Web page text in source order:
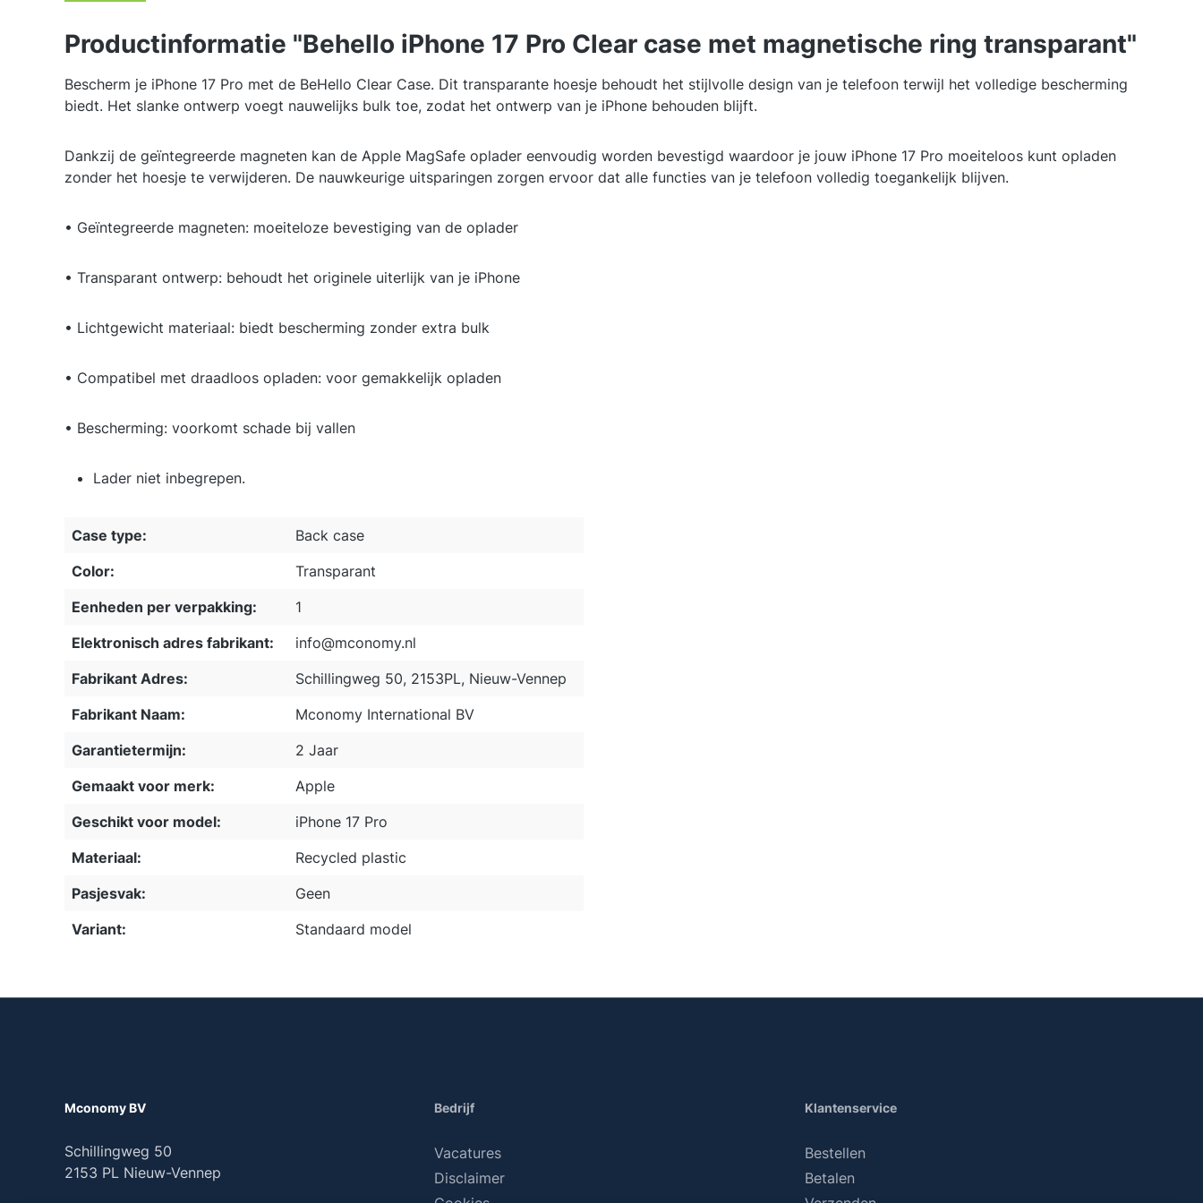
Productinformatie "Behello iPhone 17 Pro Clear case met magnetische ring transparant"
Bescherm je iPhone 17 Pro met de BeHello Clear Case. Dit transparante hoesje behoudt het stijlvolle design van je telefoon terwijl het volledige bescherming
biedt. Het slanke ontwerp voegt nauwelijks bulk toe, zodat het ontwerp van je iPhone behouden blijft.
Dankzij de geïntegreerde magneten kan de Apple MagSafe oplader eenvoudig worden bevestigd waardoor je jouw iPhone 17 Pro moeiteloos kunt opladen
zonder het hoesje te verwijderen. De nauwkeurige uitsparingen zorgen ervoor dat alle functies van je telefoon volledig toegankelijk blijven.
• Geïntegreerde magneten: moeiteloze bevestiging van de oplader
• Transparant ontwerp: behoudt het originele uiterlijk van je iPhone
• Lichtgewicht materiaal: biedt bescherming zonder extra bulk
• Compatibel met draadloos opladen: voor gemakkelijk opladen
• Bescherming: voorkomt schade bij vallen
Lader niet inbegrepen.
Case type:
Back case
Color:
Transparant
Eenheden per verpakking:
1
Elektronisch adres fabrikant:
info@mconomy.nl
Fabrikant Adres:
Schillingweg 50, 2153PL, Nieuw-Vennep
Fabrikant Naam:
Mconomy International BV
Garantietermijn:
2 Jaar
Gemaakt voor merk:
Apple
Geschikt voor model:
iPhone 17 Pro
Materiaal:
Recycled plastic
Pasjesvak:
Geen
Variant:
Standaard model
Mconomy BV
Schillingweg 50
2153 PL Nieuw-Vennep
Bedrijf
Vacatures
Disclaimer
Klantenservice
Bestellen
Betalen